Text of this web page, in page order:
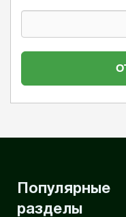
Популярные
разделы